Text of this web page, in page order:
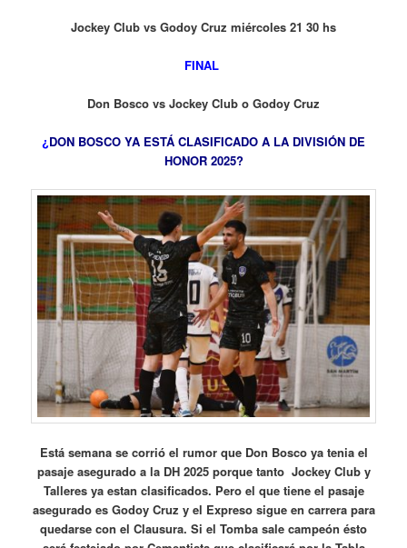
Jockey Club vs Godoy Cruz miércoles 21 30 hs
FINAL
Don Bosco vs Jockey Club o Godoy Cruz
¿DON BOSCO YA ESTÁ CLASIFICADO A LA DIVISIÓN DE
HONOR 2025?
Está semana se corrió el rumor que Don Bosco ya tenia el
pasaje asegurado a la DH 2025 porque tanto Jockey Club y
Talleres ya estan clasificados. Pero el que tiene el pasaje
asegurado es Godoy Cruz y el Expreso sigue en carrera para
quedarse con el Clausura. Si el Tomba sale campeón ésto